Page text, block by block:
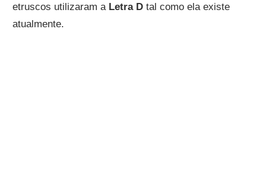
etruscos utilizaram a Letra D tal como ela existe
atualmente.